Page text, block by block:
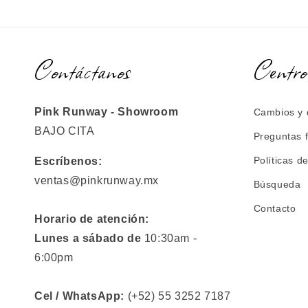
Contáctanos
Pink Runway - Showroom
BAJO CITA
Escríbenos:
ventas@pinkrunway.mx
Horario de atención:
Lunes a sábado de 10:30am -
6:00pm
Cel / WhatsApp: (+52) 55 3252 7187
Cambios y
Preguntas
Políticas
Búsqueda
Contacto